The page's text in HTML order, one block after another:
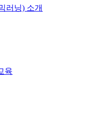
러닝) 소개
육